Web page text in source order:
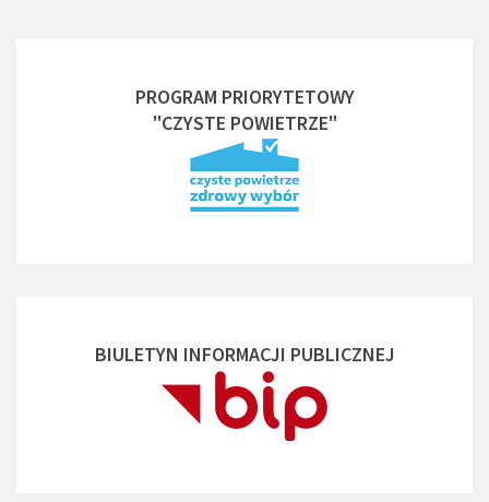
PROGRAM PRIORYTETOWY
"CZYSTE POWIETRZE"
BIULETYN INFORMACJI PUBLICZNEJ